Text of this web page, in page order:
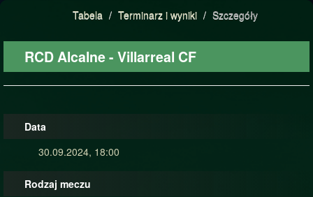
STATYSTYKI
Tabela / Terminarz i wyniki / Szczegóły
RCD Alcalne - Villarreal CF
Data
30.09.2024, 18:00
Rodzaj meczu